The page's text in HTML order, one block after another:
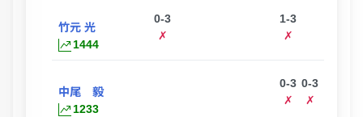
竹元 光
1444
0-3
✗
1-3
✗
中尾 毅
1233
0-3
✗
0-3
✗